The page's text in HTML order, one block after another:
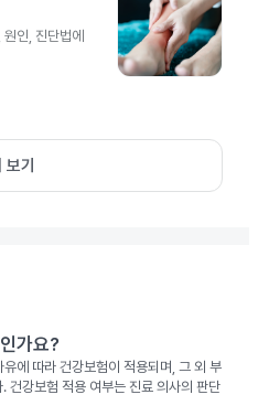
인, 진단법에
보기
가요?
에 따라 건강보험이 적용되며, 그 외 부
건강보험 적용 여부는 진료 의사의 판단